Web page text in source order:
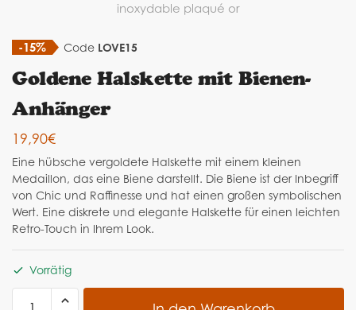
-15% Code LOVE15
Goldene Halskette mit Bienen-
Anhänger
19,90€
Eine hübsche vergoldete Halskette mit einem kleinen
Medaillon, das eine Biene darstellt. Die Biene ist der Inbegriff
von Chic und Raffinesse und hat einen großen symbolischen
Wert. Eine diskrete und elegante Halskette für einen leichten
Retro-Touch in Ihrem Look.
Vorrätig